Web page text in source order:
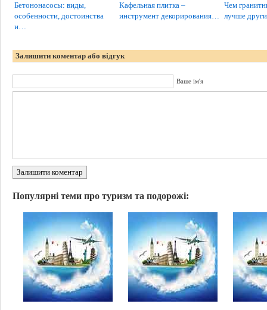
Бетононасосы: виды,
особенности, достоинства
и…
Кафельная плитка –
инструмент декорирования…
Чем
лучше
Залишити коментар або відгук
Ваше ім'я
Залишити коментар
Популярні теми про туризм та подорожі: